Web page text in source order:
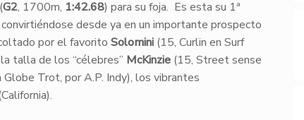
G2, 1700m, 1:42.68) para su foja. Es esta su 1ª
desde ya en un importante prospecto
por el favorito Solomini(15, Curlin en Surf
talla de los “célebres” McKinzie(15, Street sense
Trot, por A.P. Indy), los vibrantes